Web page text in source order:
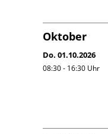
Oktober
Do. 01.10.2026
08:30 - 16:30 Uhr